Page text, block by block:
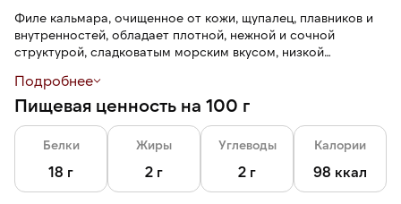
Филе кальмара, очищенное от кожи, щупалец, плавников и
внутренностей, обладает плотной, нежной и сочной
структурой, сладковатым морским вкусом, низкой
становится жестким и резиноподобным. Варите в течение
1–2 минут в кипящей воде, чтобы щупальца оставались
нежными.
Подробнее
Пищевая ценность на 100 г
Белки
18 г
Жиры
2 г
Углеводы
2 г
Калории
98 ккал